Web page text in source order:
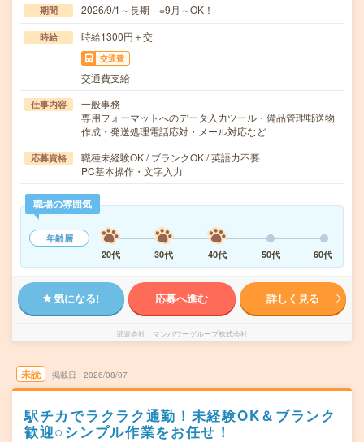
期間 2026/9/1～長期 ※9月～OK！
時給 時給1300円＋交
交通費
交通費支給
仕事内容
一般事務
専用フォーマットへのデータ入力ツール・備品管理郵送物
作成・発送処理電話応対・メール対応など
応募資格
職種未経験OK / ブランクOK / 英語力不要
PC基本操作・文字入力
職場の雰囲気
年齢層
20代
30代 40代 50代 60代
気になる! 応募へ進む 詳しく見る
派遣会社 マンパワーグループ株式会社
未読 掲載日 2026/08/07
駅チカでラクラク通勤！未経験OK＆ブランク
歓迎○シンプル作業をお任せ！